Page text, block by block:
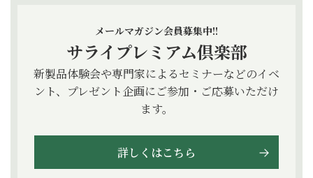
メールマガジン会員募集中!!
サライプレミアム倶楽部
新製品体験会や専門家によるセミナーなどのイベ
ント、プレゼント企画にご参加・ご応募いただけ
ます。
詳しくはこちら